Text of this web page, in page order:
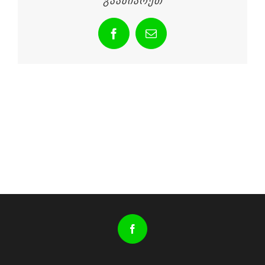
FacebookEmail
Facebook